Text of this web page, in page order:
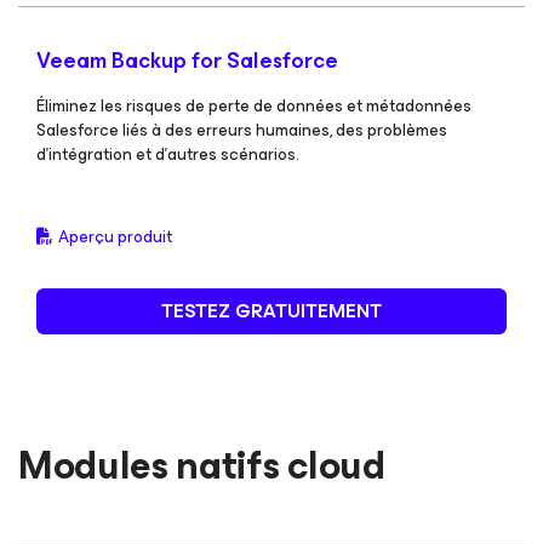
Veeam Backupfor Salesforce
Éliminez les risques de perte de données et métadonnées
Salesforce liés à des erreurs humaines, des problèmes
d'intégration et d'autres scénarios.
Aperçu produit
TESTEZ GRATUITEMENT
Modules natifs cloud